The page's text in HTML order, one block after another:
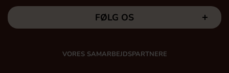
FØLG OS
VORES SAMARBEJDSPARTNERE